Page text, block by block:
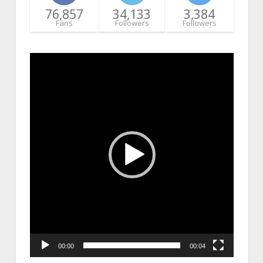
76,857
Fans
34,133
Followers
3,384
Followers
00:00 00:04